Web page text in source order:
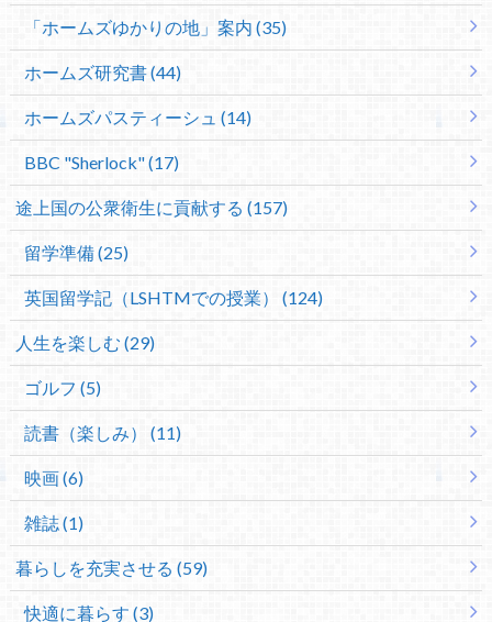
「ホームズゆかりの地」案内 (35)
ホームズ研究書 (44)
ホームズパスティーシュ (14)
BBC "Sherlock" (17)
途上国の公衆衛生に貢献する (157)
留学準備 (25)
英国留学記（LSHTMでの授業） (124)
人生を楽しむ (29)
ゴルフ (5)
読書（楽しみ） (11)
映画 (6)
雑誌 (1)
暮らしを充実させる (59)
快適に暮らす (3)